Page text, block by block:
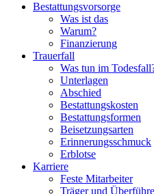
Bestattungsvorsorge
Was ist das
Warum?
Finanzierung
Trauerfall
Was tun im
Unterlagen
Abschied
Bestattungskosten
Bestattungsformen
Beisetzungsarten
Erinnerungsschmuck
Erblotse
Karriere
Feste Mitarbeiter
Träger und